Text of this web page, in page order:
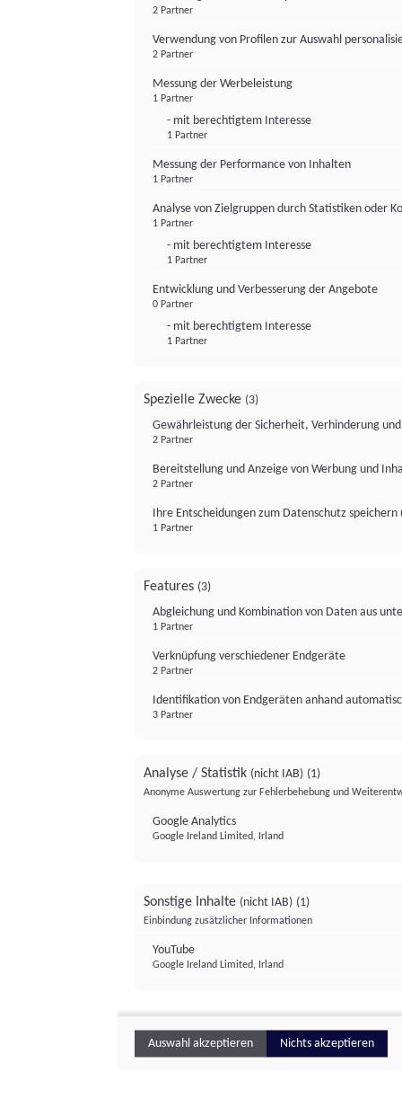
2 Partner
Verwendung von Profilen zur Auswahl
2 Partner
Messung der Werbeleistung
1 Partner
- mit berechtigtem Interesse
1 Partner
Messung der Performance von Inhalten
1 Partner
Analyse von Zielgruppen durch Statistiken oder
1 Partner
- mit berechtigtem Interesse
1 Partner
Entwicklung und Verbesserung der Angebote
0 Partner
- mit berechtigtem Interesse
1 Partner
Spezielle Zwecke (3)
Gewährleistung der Sicherheit, Verhinderung
2 Partner
Bereitstellung und Anzeige von Werbung und
2 Partner
Ihre Entscheidungen zum Datenschutz
1 Partner
Features (3)
Abgleichung und Kombination von Daten aus
1 Partner
Verknüpfung verschiedener Endgeräte
2 Partner
Identifikation von Endgeräten anhand
3 Partner
Analyse / Statistik (nicht IAB) (1)
Anonyme Auswertung zur Fehlerbehebung und
Google Analytics
Google Ireland Limited, Irland
Sonstige Inhalte (nicht IAB) (1)
Einbindung zusätzlicher Informationen
YouTube
Google Ireland Limited, Irland
Auswahl akzeptieren Nichts akzeptieren